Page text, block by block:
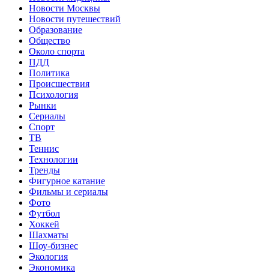
Новости Москвы
Новости путешествий
Образование
Общество
Около спорта
ПДД
Политика
Происшествия
Психология
Рынки
Сериалы
Спорт
ТВ
Теннис
Технологии
Тренды
Фигурное катание
Фильмы и сериалы
Фото
Футбол
Хоккей
Шахматы
Шоу-бизнес
Экология
Экономика